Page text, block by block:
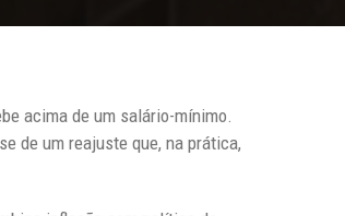
acima de um salário-mínimo.
de um reajuste que, na prática,